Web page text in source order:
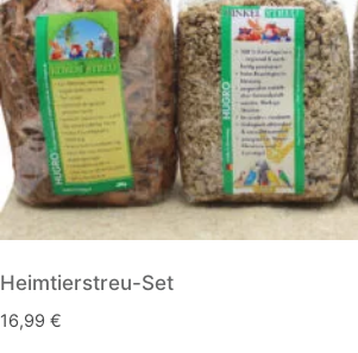
Heimtierstreu-Set
16,99 €